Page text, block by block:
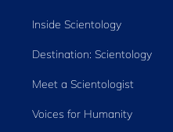
Inside Scientology
Destination: Scientology
Meet a Scientologist
Voices for Humanity